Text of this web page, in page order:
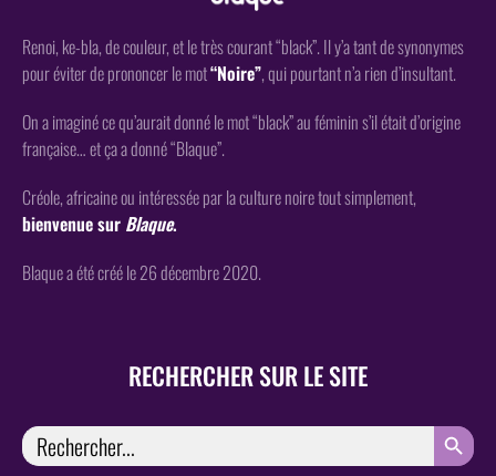
Renoi, ke-bla, de couleur, et le très courant “black”. Il y’a tant de synonymes
pour éviter de prononcer le mot“Noire”, qui pourtant n’a rien d’insultant.
On a imaginé ce qu’aurait donné le mot “black” au féminin s’il était d’origine
française… et ça a donné “Blaque”.
Créole, africaine ou intéressée par la culture noire tout simplement,
bienvenue sur Blaque.
Blaque a été créé le 26 décembre 2020.
RECHERCHER SUR LE SITE
Search
for:
SEARCH